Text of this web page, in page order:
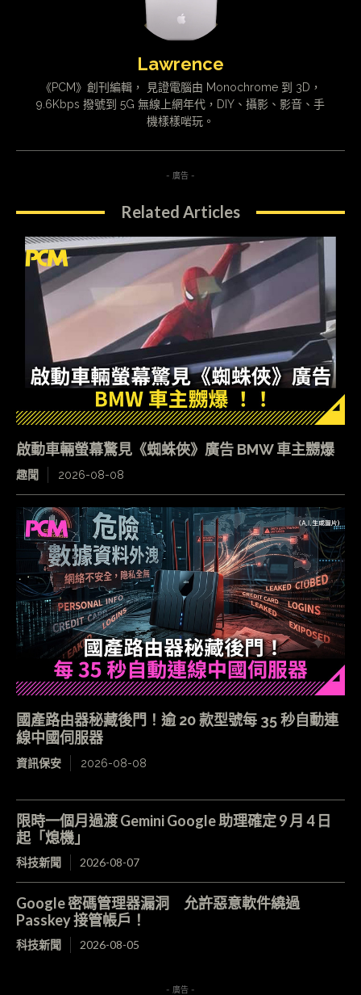
Lawrence
《PCM》創刊編輯， 見證電腦由 Monochrome 到 3D，
9.6Kbps 撥號到 5G 無線上網年代，DIY、攝影、影音、手
機樣樣啱玩。
- 廣告 -
Related Articles
啟動車輛螢幕驚見《蜘蛛俠》廣告 BMW 車主嬲爆
趣聞 2026-08-08
國產路由器秘藏後門！逾 20 款型號每 35 秒自動連
線中國伺服器
資訊保安 2026-08-08
限時一個月過渡 Gemini Google 助理確定 9 月 4 日
起「熄機」
科技新聞 2026-08-07
Google 密碼管理器漏洞 允許惡意軟件繞過
Passkey 接管帳戶！
科技新聞 2026-08-05
- 廣告 -